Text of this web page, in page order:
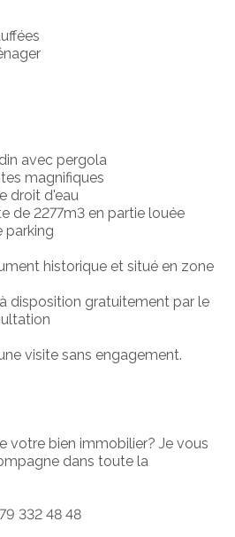
avec pergola
magnifiques
droit d'eau
de 2277m3 en partie louée
parking
historique et situé en zone
disposition gratuitement par le
visite sans engagement.
votre bien immobilier? Je vous
dans toute la
332 48 48